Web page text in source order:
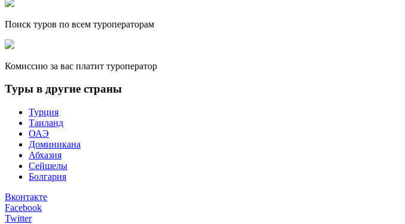
Поиск туров по всем туроператорам
Комиссию за вас платит туроператор
Туры в другие страны
Турция
Таиланд
ОАЭ
Доминикана
Абхазия
Сейшелы
Болгария
Вконтакте
Facebook
Twitter